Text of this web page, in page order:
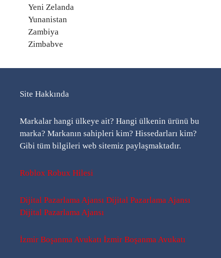
Yeni Zelanda
Yunanistan
Zambiya
Zimbabve
Site Hakkında
Markalar hangi ülkeye ait? Hangi ülkenin ürünü bu
marka? Markanın sahipleri kim? Hissedarları kim?
Gibi tüm bilgileri web sitemiz paylaşmaktadır.
Roblox Robux Hilesi
Dijital Pazarlama Ajansı Dijital Pazarlama Ajansı
Dijital Pazarlama Ajansı
İzmir Boşanma Avukatı İzmir Boşanma Avukatı